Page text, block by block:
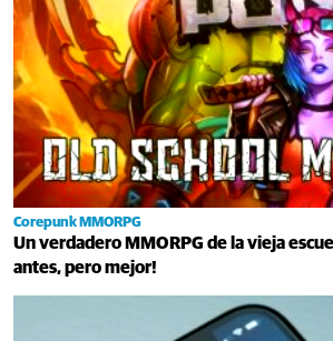
Corepunk MMORPG
Un verdadero MMORPG de la vieja
antes, pero mejor!